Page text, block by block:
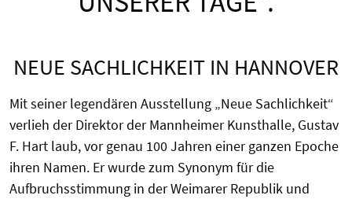
NEUE SACHLICHKEIT IN HANNOVER
Mit seiner legendären Ausstellung „Neue Sachlichkeit“
verlieh der Direktor der Mannheimer Kunsthalle, Gustav
F. Hart laub, vor genau 100 Jahren einer ganzen Epoche
ihren Namen. Er wurde zum Synonym für die
Aufbruchsstimmung in der Weimarer Republik und